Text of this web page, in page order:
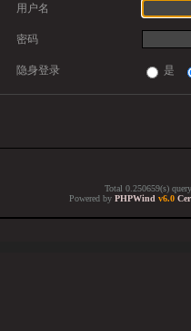
用户名
密码
隐身登录 是
Total 0.250659(s)
Powered by PHPWind v6.0